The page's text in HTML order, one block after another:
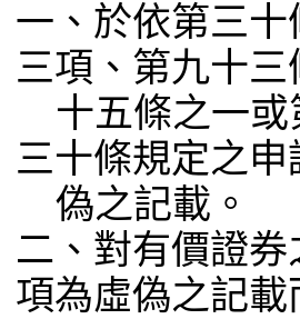
一、於依第三
三項、第九十
三十條規定之
二、對有價證
項為虛偽之記